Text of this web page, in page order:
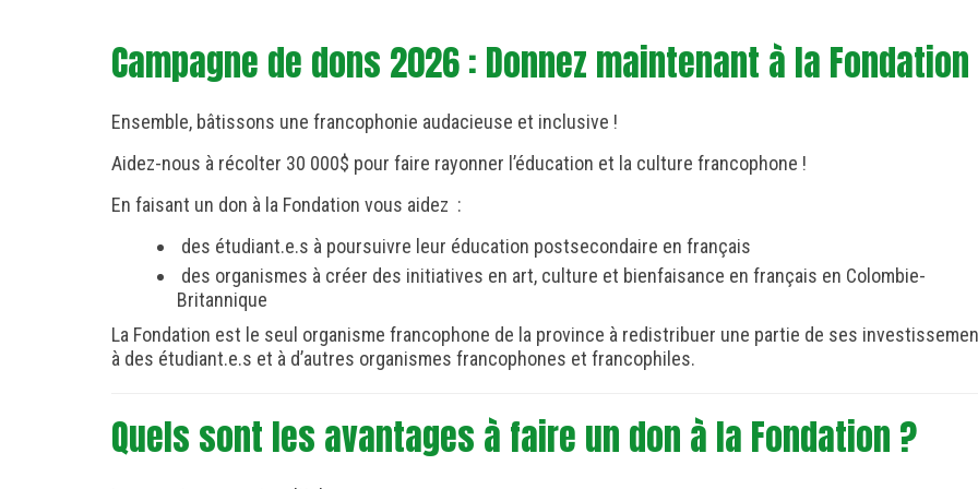
Chaque don à La Fondation est un don pour la francophonie
1
2
Campagne de dons 2026 : Donnez maintenant à la Fondation
Ensemble, bâtissons une francophonie audacieuse et inclusive !
Aidez-nous à récolter 30 000$ pour faire rayonner l’éducation et la culture francophone !
En faisant un don à la Fondation vous aidez :
des étudiant.e.s à poursuivre leur éducation postsecondaire en français
des organismes à créer des initiatives en art, culture et bienfaisance en français en Colombie-
Britannique
La Fondation est le seul organisme francophone de la province à redistribuer une partie de ses
à des étudiant.e.s et à d’autres organismes francophones et francophiles.
Quels sont les avantages à faire un don à la Fondation ?